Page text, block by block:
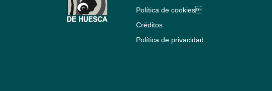
Política de cookies
Créditos
Política de privacidad